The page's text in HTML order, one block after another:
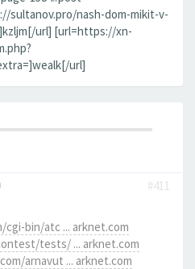
sultanov.pro/nash-dom-mikit-v-
url] [url=https://xn-
url]
#411
bin/atc ... arknet.com
tests/ ... arknet.com
arnavut ... arknet.com